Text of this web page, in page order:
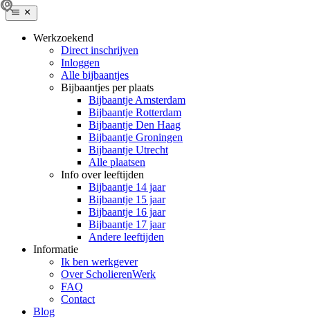
Werkzoekend
Direct inschrijven
Inloggen
Alle bijbaantjes
Bijbaantjes per plaats
Bijbaantje Amsterdam
Bijbaantje Rotterdam
Bijbaantje Den Haag
Bijbaantje Groningen
Bijbaantje Utrecht
Alle plaatsen
Info over leeftijden
Bijbaantje 14 jaar
Bijbaantje 15 jaar
Bijbaantje 16 jaar
Bijbaantje 17 jaar
Andere leeftijden
Informatie
Ik ben werkgever
Over ScholierenWerk
FAQ
Contact
Blog